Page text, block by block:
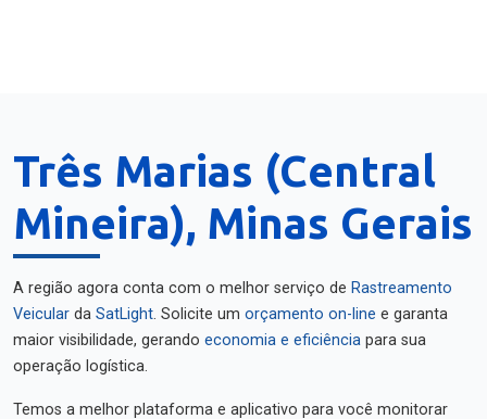
Três Marias (Central
Mineira), Minas Gerais
A região agora conta com o melhor serviço de Rastreamento
Veicular da SatLight. Solicite um orçamento on-line e garanta
maior visibilidade, gerando economia e eficiência para sua
operação logística.
Temos a melhor plataforma e aplicativo para você monitorar